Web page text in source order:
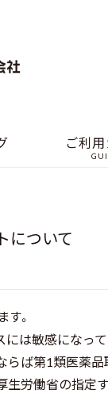
ご利
について
。
には敏感になっ
らば第1類医薬
生労働省の指定